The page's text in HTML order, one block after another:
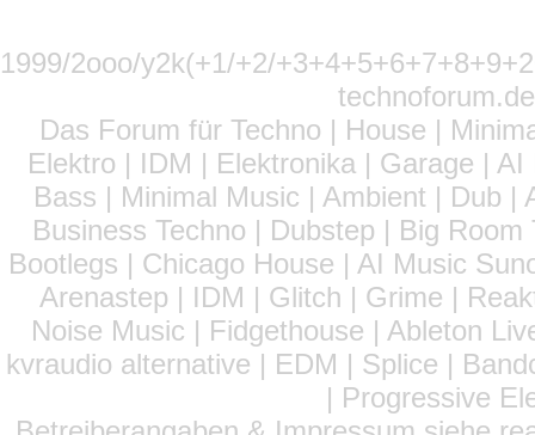
1999/2ooo/y2k(+1/+2/
Das Forum für Techno | House |
Elektro | IDM | Elektronika | Garage |
Bass | Minimal Music | Ambient | Dub
Business Techno | Dubstep | Big
Bootlegs | Chicago House | AI Music
Arenastep | IDM | Glitch | Grime |
Noise Music | Fidgethouse | Ableton
kvraudio alternative | EDM | Splice |
| Progressive